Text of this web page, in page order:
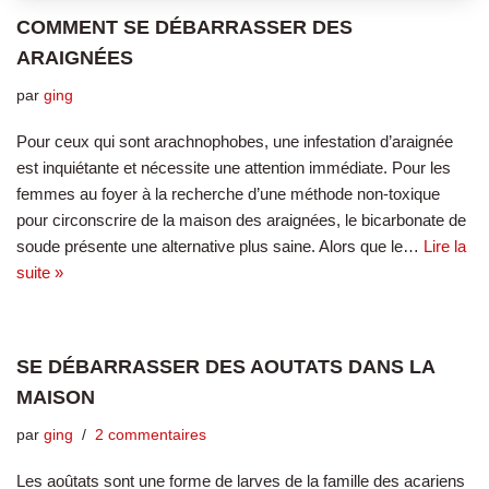
COMMENT SE DÉBARRASSER DES
ARAIGNÉES
par ging
Pour ceux qui sont arachnophobes, une infestation d’araignée
est inquiétante et nécessite une attention immédiate. Pour les
femmes au foyer à la recherche d’une méthode non-toxique
pour circonscrire de la maison des araignées, le bicarbonate de
soude présente une alternative plus saine. Alors que le… Lire la
suite »
SE DÉBARRASSER DES AOUTATS DANS LA
MAISON
par ging 2 commentaires
Les aoûtats sont une forme de larves de la famille des acariens